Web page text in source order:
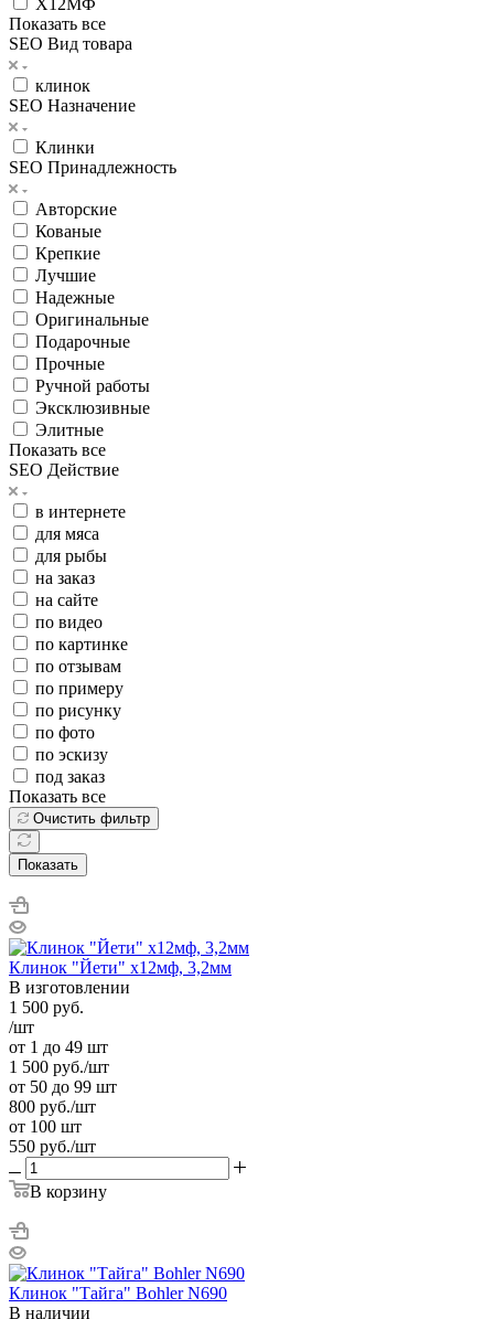
Показать все
SEO Вид товара
клинок
SEO Назначение
Клинки
SEO Принадлежность
Авторские
Кованые
Крепкие
Лучшие
Надежные
Оригинальные
Подарочные
Прочные
Ручной работы
Эксклюзивные
Элитные
Показать все
SEO Действие
в интернете
для мяса
для рыбы
на заказ
на сайте
по видео
по картинке
по отзывам
по примеру
по рисунку
по фото
по эскизу
под заказ
Показать все
Очистить фильтр
Показать
Клинок "Йети" х12мф, 3,2мм
В изготовлении
1 500 руб.
/шт
от 1 до 49 шт
1 500 руб./шт
от 50 до 99 шт
800 руб./шт
от 100 шт
550 руб./шт
В корзину
Клинок "Тайга" Bohler N690
В наличии